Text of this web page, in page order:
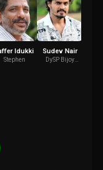
Idukki
Stephen
Sudev Nair
DySP Bijoy